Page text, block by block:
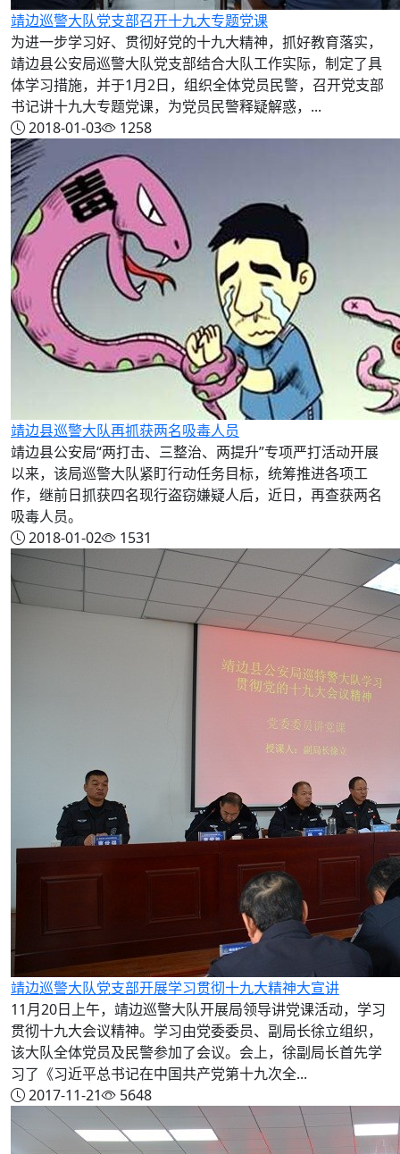
靖边巡警大队党支部召开十九大专题党课
为进一步学习好、贯彻好党的十九大精神，抓好教育落实，
靖边县公安局巡警大队党支部结合大队工作实际，制定了具
体学习措施，并于1月2日，组织全体党员民警，召开党支部
书记讲十九大专题党课，为党员民警释疑解惑，...
2018-01-03
1258
靖边县巡警大队再抓获两名吸毒人员
靖边县公安局“两打击、三整治、两提升”专项严打活动开展
以来，该局巡警大队紧盯行动任务目标，统筹推进各项工
作，继前日抓获四名现行盗窃嫌疑人后，近日，再查获两名
吸毒人员。
2018-01-02
1531
靖边巡警大队党支部开展学习贯彻十九大精神大宣讲
11月20日上午，靖边巡警大队开展局领导讲党课活动，学习
贯彻十九大会议精神。学习由党委委员、副局长徐立组织，
该大队全体党员及民警参加了会议。会上，徐副局长首先学
习了《习近平总书记在中国共产党第十九次全...
2017-11-21
5648